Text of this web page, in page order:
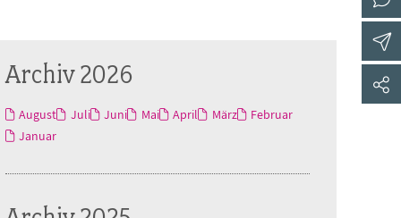
Archiv 2026
August Juli Juni Mai April März
Februar
Januar